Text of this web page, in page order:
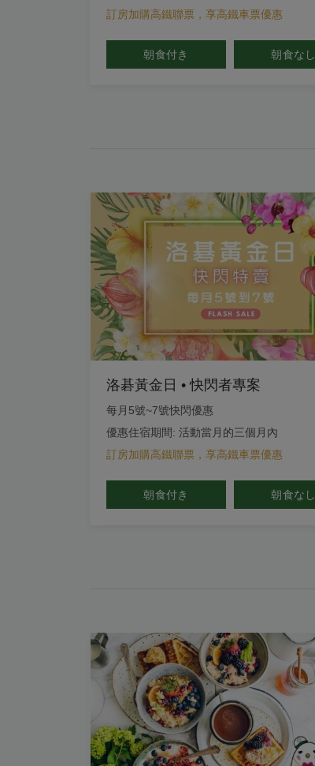
訂房加購高鐵聯票，享高鐵車票優惠
朝食付き 朝食なし
洛碁黃金日 • 快閃者專案
每月5號~7號快閃優惠
優惠住宿期間: 活動當月的三個月內
訂房加購高鐵聯票，享高鐵車票優惠
朝食付き 朝食なし